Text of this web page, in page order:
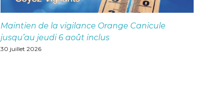
Maintien de la vigilance Orange Canicule
jusqu’au jeudi 6 août inclus
30 juillet 2026